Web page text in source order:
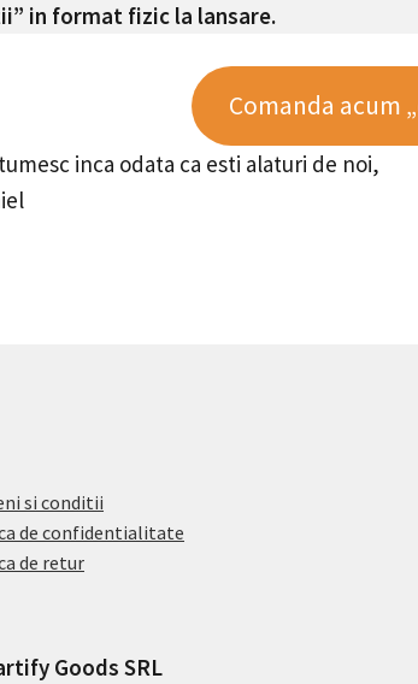
in format fizic la lansare.
Comanda acum
inca odata ca esti alaturi de noi,
si conditii
de confidentialitate
de retur
Goods SRL